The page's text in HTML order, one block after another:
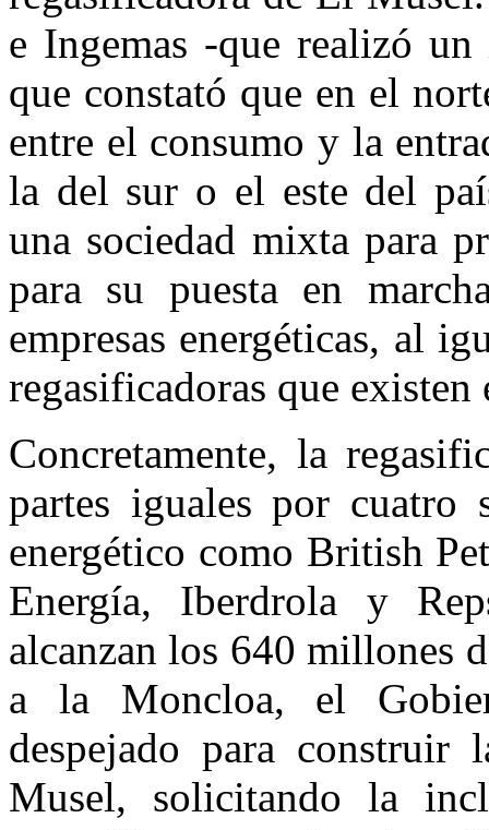
e Ingemas -que realizó
que constató que en el
entre el consumo y la
la del sur o el este del
una sociedad mixta para
para su puesta en
empresas energéticas, al
regasificadoras que existen
Concretamente, la
partes iguales por cuatro
energético como British
Energía, Iberdrola y
alcanzan los 640 millones
a la Moncloa, el
despejado para construir
Musel, solicitando la